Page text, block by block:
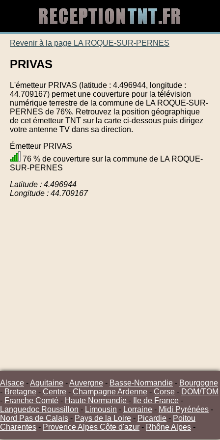
Revenir à la page LA ROQUE-SUR-PERNES
PRIVAS
L'émetteur PRIVAS (latitude : 4.496944, longitude :
44.709167) permet une couverture pour la télévision
numérique terrestre de la commune de LA ROQUE-SUR-
PERNES de 76%. Retrouvez la position géographique
de cet émetteur TNT sur la carte ci-dessous puis dirigez
votre antenne TV dans sa direction.
Émetteur PRIVAS
76 % de couverture sur la commune de LA ROQUE-
SUR-PERNES
Latitude : 4.496944
Longitude : 44.709167
Alsace -Aquitaine -Auvergne - Basse-Normandie - Bourgogne
- Bretagne - Centre - Champagne Ardenne - Corse - DOM/TOM
- Franche Comté - Haute Normandie - Ile de France -
Languedoc Roussillon - Limousin - Lorraine - Midi Pyrénées -
Nord Pas de Calais - Pays de la Loire - Picardie - Poitou
Charentes - Provence Alpes Côte d'azur - Rhône Alpes -